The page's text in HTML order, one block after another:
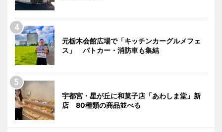
元栃木会館広場で「キッチンカーグルメフェ
ス」 パトカー・消防車も集結
宇都宮・星が丘に和菓子店「あわしま堂」新
店 80種類の商品並べる